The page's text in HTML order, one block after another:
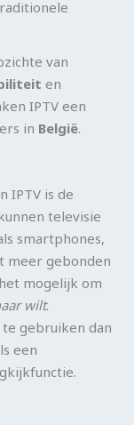
van
en
IPTV een
in België.
IPTV is de
televisie
smartphones,
meer gebonden
mogelijk om
wilt.
gebruiken dan
een